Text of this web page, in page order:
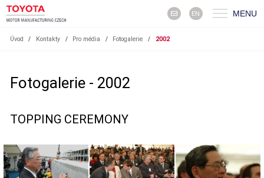
EN MENU
Úvod / Kontakty / Pro média / Fotogalerie / 2002
Fotogalerie - 2002
TOPPING CEREMONY